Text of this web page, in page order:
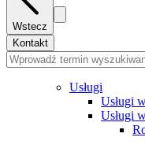
Wstecz
Kontakt
Usługi
Usługi
Usługi